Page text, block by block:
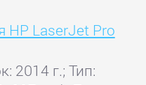
HP LaserJet Pro
2014 г.; Тип: